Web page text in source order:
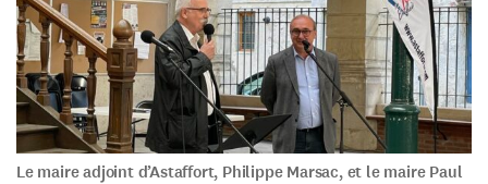
Le maire adjoint d’Astaffort, Philippe Marsac, et le maire Paul